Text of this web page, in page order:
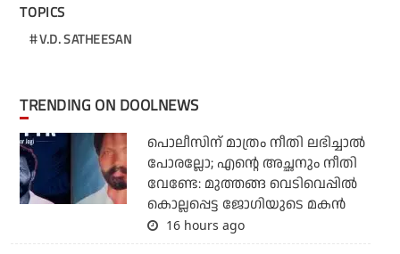
TOPICS
V.D. SATHEESAN
TRENDING ON DOOLNEWS
പൊലീസിന് മാത്രം നീതി ലഭിച്ചാല്‍
പോരല്ലോ; എന്റെ അച്ഛനും നീതി
വേണ്ടേ: മുത്തങ്ങ വെടിവെപ്പില്‍
കൊല്ലപ്പെട്ട ജോഗിയുടെ മകന്‍
16 hours ago